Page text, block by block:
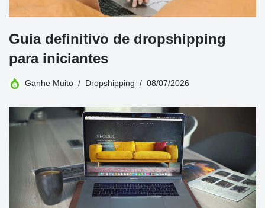
Guia definitivo de dropshipping
para iniciantes
Ganhe Muito Dropshipping 08/07/2026